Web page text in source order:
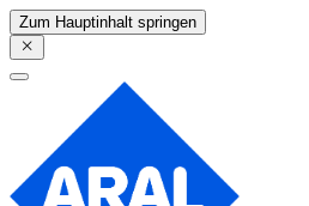
Zum Hauptinhalt springen